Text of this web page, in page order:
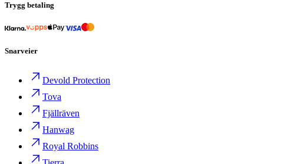
Trygg betaling
Snarveier
Devold Protection
Tova
Fjällräven
Hanwag
Royal Robbins